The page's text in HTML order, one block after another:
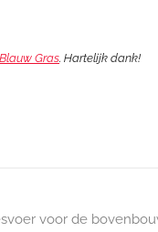
Gras. Hartelijk dank!
voor de